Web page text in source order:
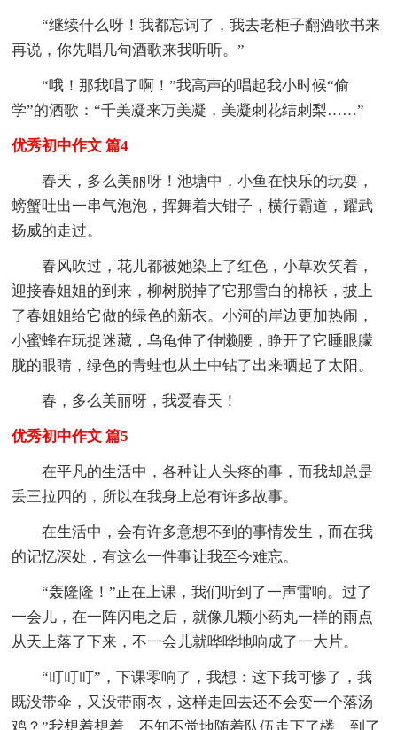
“继续什么呀！我都忘词了，我去老柜子翻酒歌书来
再说，你先唱几句酒歌来我听听。”
“哦！那我唱了啊！”我高声的唱起我小时候“偷
学”的酒歌：“千美凝来万美凝，美凝刺花结刺梨……”
优秀初中作文 篇4
春天，多么美丽呀！池塘中，小鱼在快乐的玩耍，
螃蟹吐出一串气泡泡，挥舞着大钳子，横行霸道，耀武
扬威的走过。
春风吹过，花儿都被她染上了红色，小草欢笑着，
迎接春姐姐的到来，柳树脱掉了它那雪白的棉袄，披上
了春姐姐给它做的绿色的新衣。小河的岸边更加热闹，
小蜜蜂在玩捉迷藏，乌龟伸了伸懒腰，睁开了它睡眼朦
胧的眼睛，绿色的青蛙也从土中钻了出来晒起了太阳。
春，多么美丽呀，我爱春天！
优秀初中作文 篇5
在平凡的生活中，各种让人头疼的事，而我却总是
丢三拉四的，所以在我身上总有许多故事。
在生活中，会有许多意想不到的事情发生，而在我
的记忆深处，有这么一件事让我至今难忘。
“轰隆隆！”正在上课，我们听到了一声雷响。过了
一会儿，在一阵闪电之后，就像几颗小药丸一样的雨点
从天上落了下来，不一会儿就哗哗地响成了一大片。
“叮叮叮”，下课零响了，我想：这下我可惨了，我
既没带伞，又没带雨衣，这样走回去还不会变一个落汤